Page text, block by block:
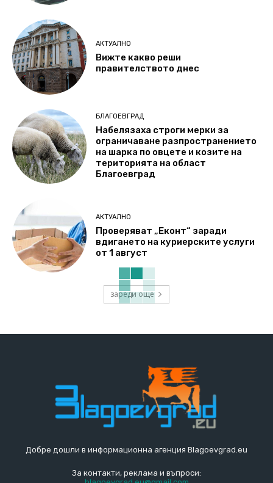
АКТУАЛНО
Вижте какво реши
правителството днес
БЛАГОЕВГРАД
Набелязаха строги мерки за
ограничаване разпространението
на шарка по овцете и козите на
територията на област
Благоевград
АКТУАЛНО
Проверяват „Еконт“ заради
вдигането на куриерските услуги
от 1 август
зареди още
Добре дошли в информационна агенция Blagoevgrad.eu
За контакти, реклама и въпроси: